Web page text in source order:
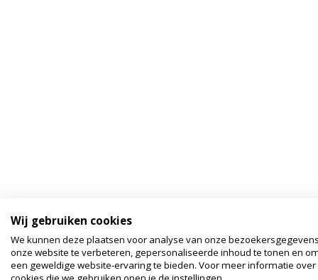
Wij gebruiken cookies
We kunnen deze plaatsen voor analyse van onze
onze website te verbeteren, gepersonaliseerde inhoud te tonen en
een geweldige website-ervaring te bieden. Voor meer informatie over